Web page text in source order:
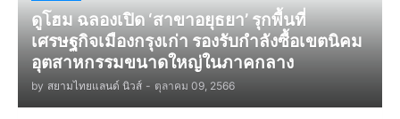
ดูโฮม ฉลองเปิด ‘สาขาอยุธยา’ รุกพื้นที่
เศรษฐกิจเมืองกรุงเก่า รองรับกำลังซื้อเขตนิคม
อุตสาหกรรมขนาดใหญ่ในภาคกลาง
by สยามไทยแลนด์ นิวส์ - ตุลาคม 09, 2566